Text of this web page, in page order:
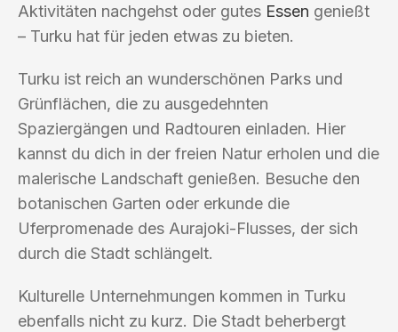
Aktivitäten nachgehst oder gutes Essen genießt
– Turku hat für jeden etwas zu bieten.
Turku ist reich an wunderschönen Parks und
Grünflächen, die zu ausgedehnten
Spaziergängen und Radtouren einladen. Hier
kannst du dich in der freien Natur erholen und die
malerische Landschaft genießen. Besuche den
botanischen Garten oder erkunde die
Uferpromenade des Aurajoki-Flusses, der sich
durch die Stadt schlängelt.
Kulturelle Unternehmungen kommen in Turku
ebenfalls nicht zu kurz. Die Stadt beherbergt